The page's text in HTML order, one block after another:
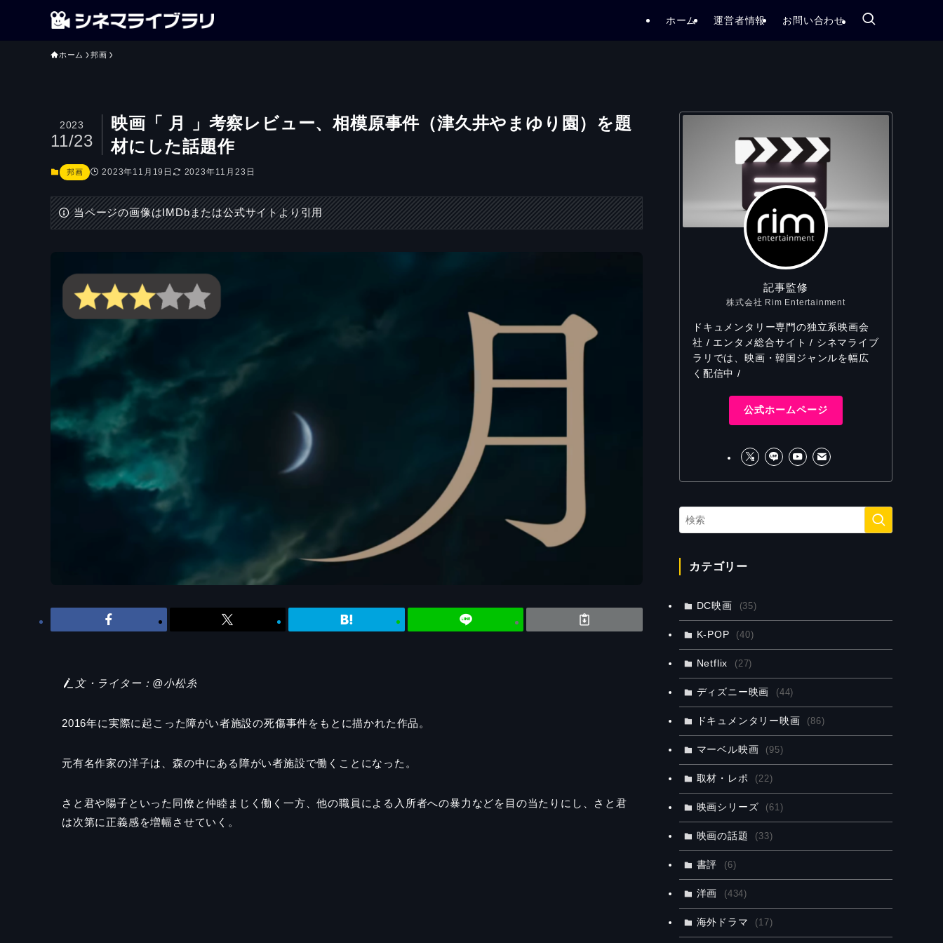
ホーム 運営者情報 お問い合わせ
ホーム 邦画
映画「 月 」考察レビュー、相模原事件（津久井やまゆり園）を題
材にした話題作
2023
11/23
邦画 2023年11月19日 2023年11月23日
当ページの画像はIMDbまたは公式サイトより引用
文・ライター：@小松糸
2016年に実際に起こった障がい者施設の死傷事件をもとに描かれた作品。
元有名作家の洋子は、森の中にある障がい者施設で働くことになった。
さと君や陽子といった同僚と仲睦まじく働く一方、他の職員による入所者への暴力などを目の当たりにし、さと君
は次第に正義感を増幅させていく。
記事監修
株式会社 Rim Entertainment
ドキュメンタリー専門の独立系映画会
社 / エンタメ総合サイト / シネマライブ
ラリでは、映画・韓国ジャンルを幅広
く配信中 /
公式ホームページ
カテゴリー
DC映画 (35)
K-POP (40)
Netflix (27)
ディズニー映画 (44)
ドキュメンタリー映画 (86)
マーベル映画 (95)
取材・レポ (22)
映画シリーズ (61)
映画の話題 (33)
書評 (6)
洋画 (434)
海外ドラマ (17)